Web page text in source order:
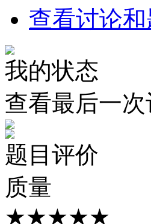
查看讨论
我的状态
查看最后一
题目评价
质量
★★★★★